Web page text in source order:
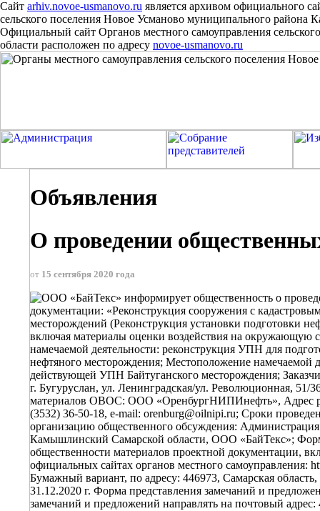
Сайт arhiv.novoe-usmanovo.ru является архивом официального
сельского поселения Новое Усманово муниципального района
Официальный сайт Органов местного самоуправления
области расположен по адресу novoe-usmanovo.ru
Объявления
О проведении
от 15 сентября 2020 года